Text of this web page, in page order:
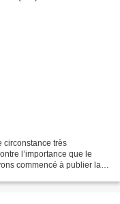
circonstance très
l’importance que le
commencé à publier la